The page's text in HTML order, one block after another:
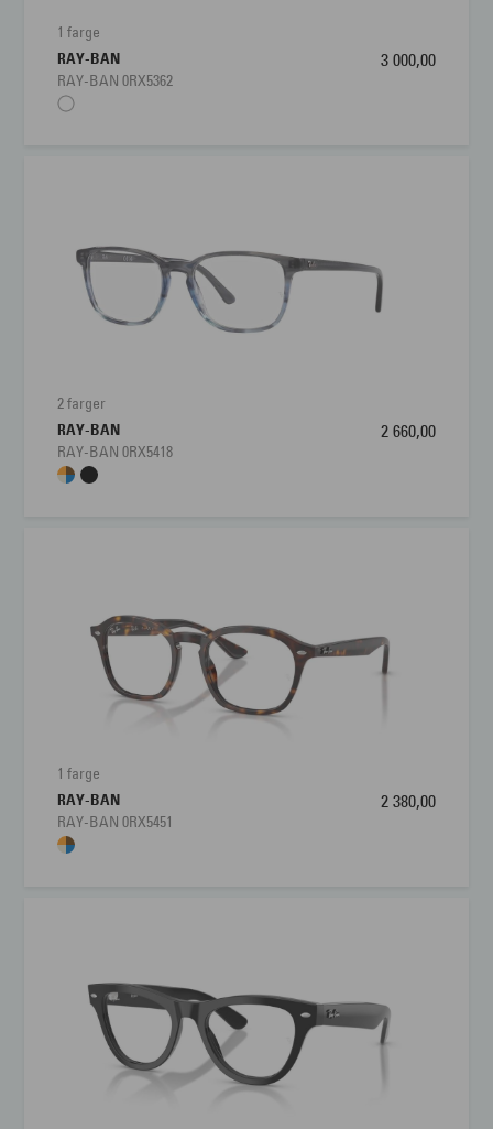
1 farge
RAY-BAN
RAY-BAN 0RX5362
3 000,00
2 farger
RAY-BAN
RAY-BAN 0RX5418
2 660,00
1 farge
RAY-BAN
RAY-BAN 0RX5451
2 380,00